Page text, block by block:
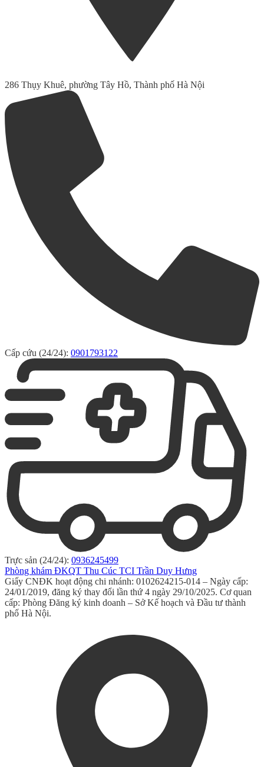
286 Thụy Khuê, phường Tây Hồ, Thành phố Hà Nội
Cấp cứu (24/24): 0901793122
Trực sản (24/24): 0936245499
Phòng khám ĐKQT Thu Cúc TCI Trần Duy Hưng
Giấy CNĐK hoạt động chi nhánh: 0102624215-014 – Ngày cấp:
24/01/2019, đăng ký thay đổi lần thứ 4 ngày 29/10/2025. Cơ quan
cấp: Phòng Đăng ký kinh doanh – Sở Kế hoạch và Đầu tư thành
phố Hà Nội.